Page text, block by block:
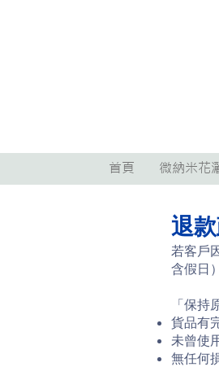
首頁 微納米花
退
若客戶
含假日
「保持
貨品有
未曾使
無任何